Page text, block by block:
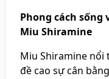
Phong cách sống
Miu Shiramine
Miu Shiramine nổi
đề cao sự cân